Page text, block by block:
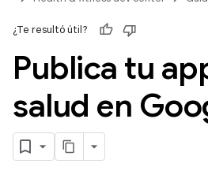
¿Te resultó útil?
Publica tu
salud en